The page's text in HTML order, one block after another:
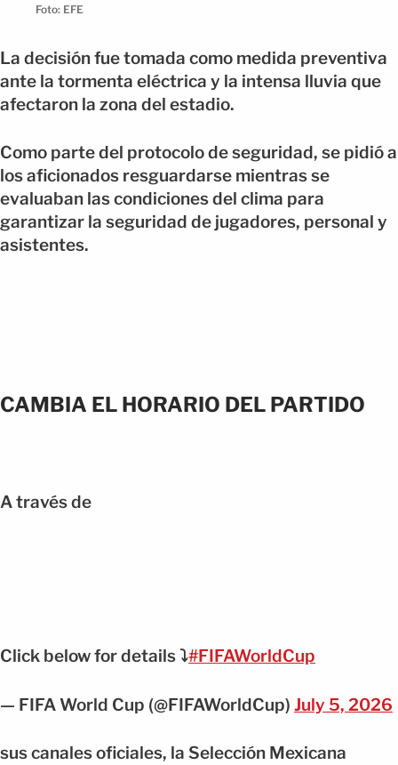
Foto: EFE
La decisión fue tomada como medida preventiva
ante la tormenta eléctrica y la intensa lluvia que
afectaron la zona del estadio.
Como parte del protocolo de seguridad, se pidió a
los aficionados resguardarse mientras se
evaluaban las condiciones del clima para
garantizar la seguridad de jugadores, personal y
asistentes.
CAMBIA EL HORARIO DEL PARTIDO
A través de
Click below for details ⤵️#FIFAWorldCup
— FIFA World Cup (@FIFAWorldCup) July 5, 2026
sus canales oficiales, la Selección Mexicana